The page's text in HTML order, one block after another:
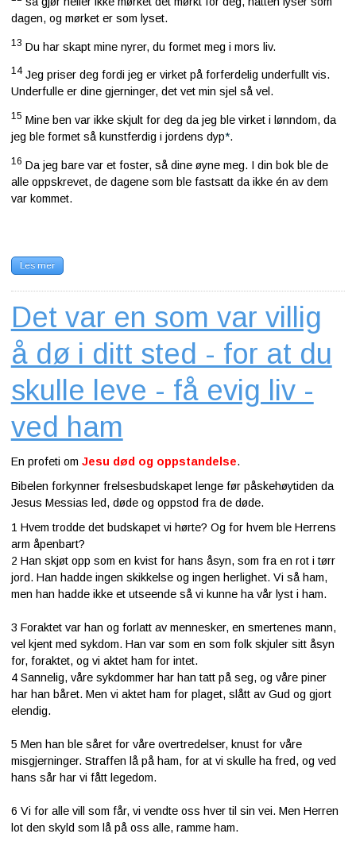
dagen, og mørket er som lyset.
13 Du har skapt mine nyrer, du formet meg i mors liv.
14 Jeg priser deg fordi jeg er virket på forferdelig underfullt vis.
Underfulle er dine gjerninger, det vet min sjel så vel.
15 Mine ben var ikke skjult for deg da jeg ble virket i lønndom, da
jeg ble formet så kunstferdig i jordens dyp*.
16 Da jeg bare var et foster, så dine øyne meg. I din bok ble de
alle oppskrevet, de dagene som ble fastsatt da ikke én av dem
var kommet.
Les mer
Det var en som var villig
å dø i ditt sted - for at du
skulle leve - få evig liv -
ved ham
En profeti om Jesu død og oppstandelse.
Bibelen forkynner frelsesbudskapet lenge før påskehøytiden da
Jesus Messias led, døde og oppstod fra de døde.
1 Hvem trodde det budskapet vi hørte? Og for hvem ble Herrens
arm åpenbart?
2 Han skjøt opp som en kvist for hans åsyn, som fra en rot i tørr
jord. Han hadde ingen skikkelse og ingen herlighet. Vi så ham,
men han hadde ikke et utseende så vi kunne ha vår lyst i ham.
3 Foraktet var han og forlatt av mennesker, en smertenes mann,
vel kjent med sykdom. Han var som en som folk skjuler sitt åsyn
for, foraktet, og vi aktet ham for intet.
4 Sannelig, våre sykdommer har han tatt på seg, og våre piner
har han båret. Men vi aktet ham for plaget, slått av Gud og gjort
elendig.
5 Men han ble såret for våre overtredelser, knust for våre
misgjerninger. Straffen lå på ham, for at vi skulle ha fred, og ved
hans sår har vi fått legedom.
6 Vi for alle vill som får, vi vendte oss hver til sin vei. Men Herren
lot den skyld som lå på oss alle, ramme ham.